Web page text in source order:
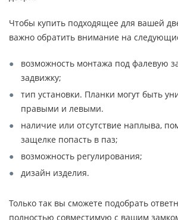
Чтобы купить подходящее для вашей
важно обратить внимание на
возможность монтажа под фалевую
задвижку;
тип установки. Планки могут быть
правыми и левыми.
наличие или отсутствие наплыва,
защелке попасть в паз;
возможность регулирования;
дизайн изделия.
Только так вы сможете подобрать
полностью совместимую с вашим